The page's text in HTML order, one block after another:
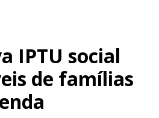
IPTU social
de famílias